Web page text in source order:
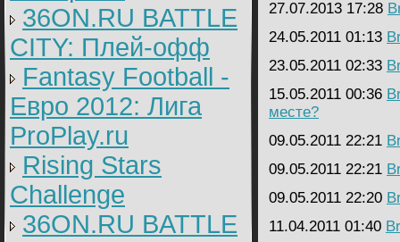
36ON.RU BATTLE
CITY: Плей-офф
Fantasy Football -
Евро 2012: Лига
ProPlay.ru
Rising Stars
Challenge
36ON.RU BATTLE
27.07.2013 17:28
24.05.2011 01:13
23.05.2011 02:33
15.05.2011 00:36
месте?
09.05.2011 22:21
09.05.2011 22:21
09.05.2011 22:20
11.04.2011 01:40